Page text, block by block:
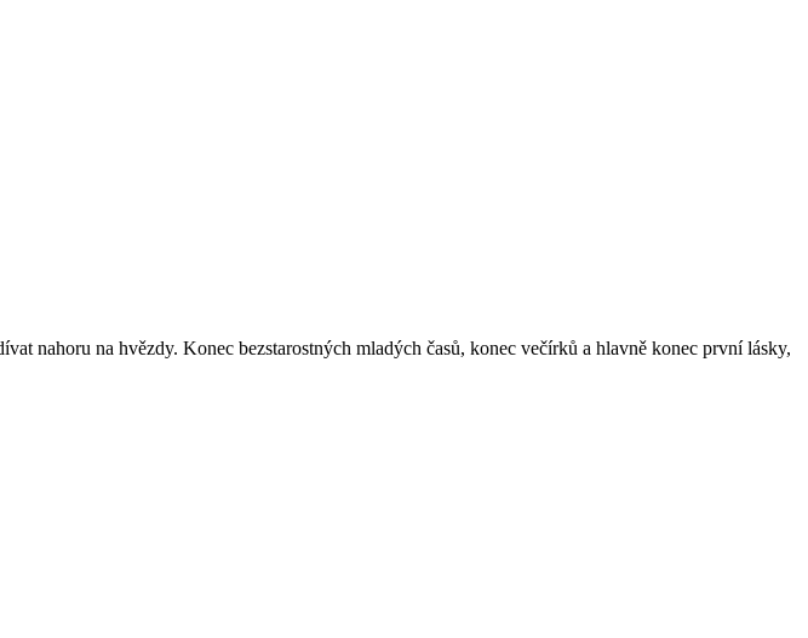
nahoru na hvězdy. Konec bezstarostných mladých časů, konec večírků a hlavně konec první lásky,